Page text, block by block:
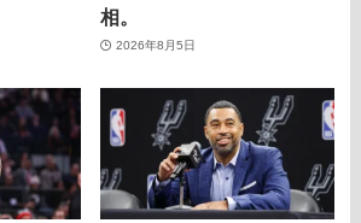
相。
2026年8月5日